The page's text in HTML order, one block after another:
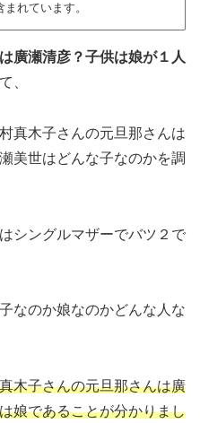
れています。
廣瀬清彦？子供は娘が１人
、
真木子さんの元旦那さんは
美世はどんな子なのかを調
シングルマザーでバツ２で
なのか娘なのかどんな人な
木子さんの元旦那さんは廣
娘であることが分かりまし